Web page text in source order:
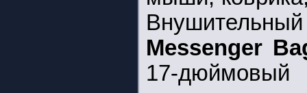
Messenger
17-дюймовый